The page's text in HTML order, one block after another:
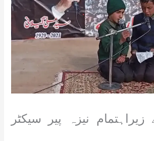
نیزہ پیر سیکٹر